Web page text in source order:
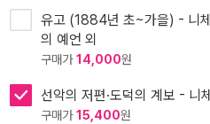
유고 (1884년 초~가을) - 니
의 예언 외
구매가14,000원
선악의 저편·도덕의 계보 - 니
구매가15,400원